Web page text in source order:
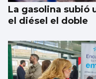
La gasolina subió
el diésel el doble